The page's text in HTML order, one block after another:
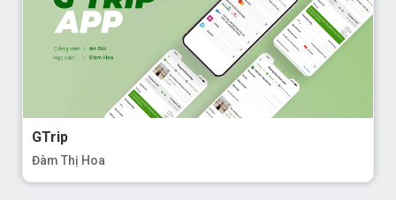
GTrip
Đàm Thị Hoa